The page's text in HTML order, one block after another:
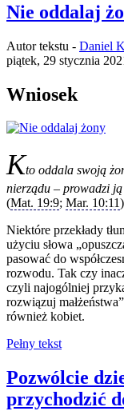
Nie oddalaj
Autor tekstu - Daniel
piątek, 29 stycznia
Wniosek
Kto oddala swoją
nierządu – prowadzi ją
(Mat. 19:9; Mar. 10:11)
Niektóre przekłady
użyciu słowa
pasować do
rozwodu. Tak czy
czyli najogólniej
rozwiązuj
również kobiet.
Pełny tekst
Pozwólcie
przychodzić